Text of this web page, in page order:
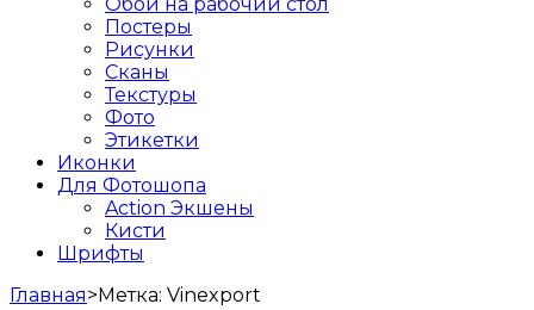
Постеры
Рисунки
Сканы
Текстуры
Фото
Этикетки
Иконки
Для Фотошопа
Action Экшены
Кисти
Шрифты
Главная>Метка: Vinexport